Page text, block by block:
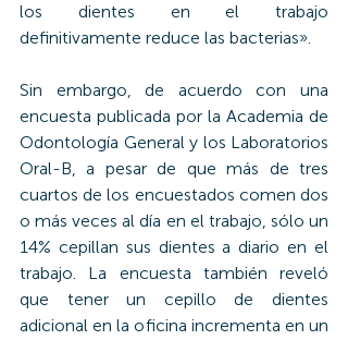
los dientes en el trabajo
definitivamente reduce las bacterias».
Sin embargo, de acuerdo con una
encuesta publicada por la Academia de
Odontología General y los Laboratorios
Oral-B, a pesar de que más de tres
cuartos de los encuestados comen dos
o más veces al día en el trabajo, sólo un
14% cepillan sus dientes a diario en el
trabajo. La encuesta también reveló
que tener un cepillo de dientes
adicional en la oficina incrementa en un